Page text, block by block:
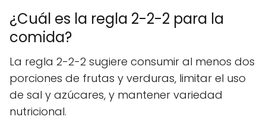
¿Cuál es la regla 2-2-2 para la
comida?
La regla 2-2-2 sugiere consumir al menos dos
porciones de frutas y verduras, limitar el uso
de sal y azúcares, y mantener variedad
nutricional.